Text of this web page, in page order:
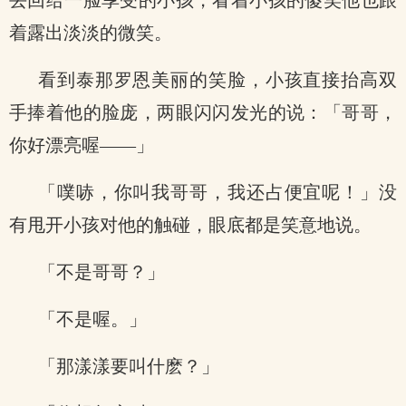
着露出淡淡的微笑。
看到泰那罗恩美丽的笑脸，小孩直接抬高双
手捧着他的脸庞，两眼闪闪发光的说：「哥哥，
你好漂亮喔——」
「噗哧，你叫我哥哥，我还占便宜呢！」没
有甩开小孩对他的触碰，眼底都是笑意地说。
「不是哥哥？」
「不是喔。」
「那漾漾要叫什麽？」